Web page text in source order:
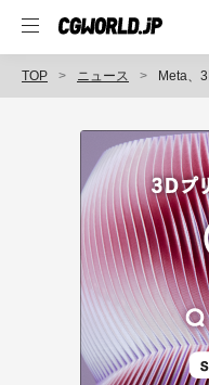
TOP ニュース Meta、3Dオブジェクト